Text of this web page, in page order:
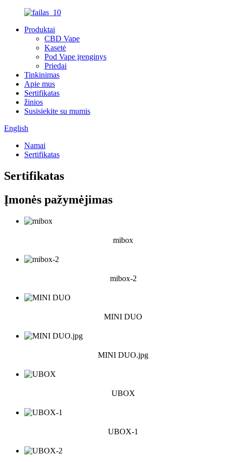
Produktai
CBD Vape
Kasetė
Pod Vape įrenginys
Priedai
Tinkinimas
Apie mus
Sertifikatas
žinios
Susisiekite su mumis
English
Namai
Sertifikatas
Sertifikatas
Įmonės pažymėjimas
mibox
mibox-2
MINI DUO
MINI DUO.jpg
UBOX
UBOX-1